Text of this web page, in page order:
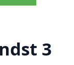
3